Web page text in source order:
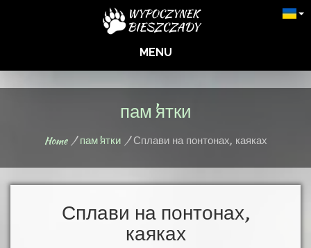
MENU
пам'ятки
Home пам'ятки Сплави на понтонах, каяках
Сплави на понтонах,
каяках